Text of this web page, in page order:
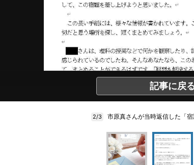
記事に戻
2/3 市原真さんが当時返信した「宿